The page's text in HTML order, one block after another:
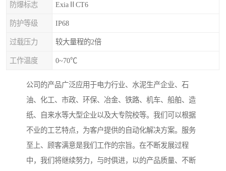
防爆标志 ExiaⅡCT6
防护等级 IP68
过载压力 较大量程的2倍
工作温度 0~70℃
公司的产品广泛应用于电力行业、水泥生产企业、石
油、化工、市政、环保、冶金、铁路、机车、船舶、造
纸、自来水等大型企业以及大专院校等。我们可以根据
不业的工艺特点，为客户提供的自动化解决方案。服务
至上、顾客满意是我们工作的宗旨。在不断发展过程
中，我们将继续努力，与时俱进，以的产品质量、不断